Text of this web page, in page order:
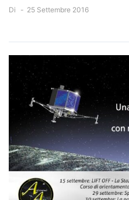
Di - 25 Settembre 2016